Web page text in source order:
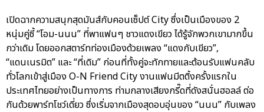
เปิดฉากความสนุกสุดมันส์กับคอนเซ็ปต์ City ซึ่งเป็นเมืองของ 2
หนุ่มคู่ซี้ “โอม-นนน” ที่พาแฟนๆ ชาวแดงเขียว ได้รู้จักพวกเขามากขึ้น
กว่าเดิม โดยออกสตาร์ทท่องเมืองด้วยเพลง “แดงกับเขียว”,
“แดนเนรมิต” และ “ที่เดิม” ก่อนที่ทั้งคู่จะทักทายและต้อนรับแฟนคลับ
ทั่วโลกเข้าสู่เมือง O-N Friend City งานแฟนมีตติ้งครั้งแรกใน
ประเทศไทยอย่างเป็นทางการ ท่ามกลางเสียงกรี๊ดที่ดังสนั่นฮอลล์ ต่อ
กันด้วยพาร์ทโชว์เดี่ยว ซึ่งเริ่มจากเมืองสุดอบอุ่นของ “นนน” กับเพลง